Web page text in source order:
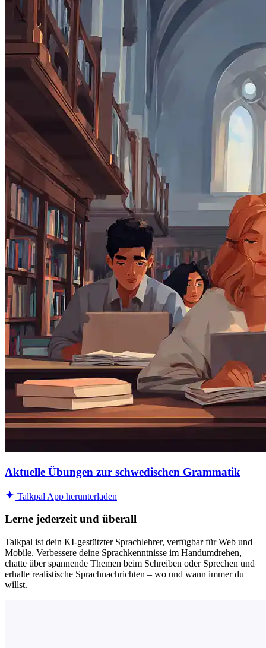
Aktuelle Übungen zur schwedischen Grammatik
Talkpal App herunterladen
Lerne jederzeit und überall
Talkpal ist dein KI-gestützter Sprachlehrer, verfügbar für Web und
Mobile. Verbessere deine Sprachkenntnisse im Handumdrehen,
chatte über spannende Themen beim Schreiben oder Sprechen und
erhalte realistische Sprachnachrichten – wo und wann immer du
willst.